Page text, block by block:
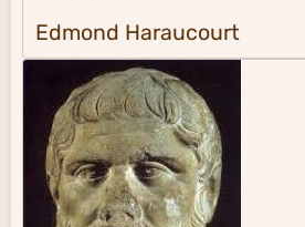
Edmond Haraucourt